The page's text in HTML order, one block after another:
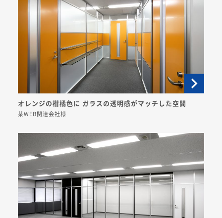
オレンジの柑橘色に ガラスの透明感がマッチした空間
某WEB関連会社様